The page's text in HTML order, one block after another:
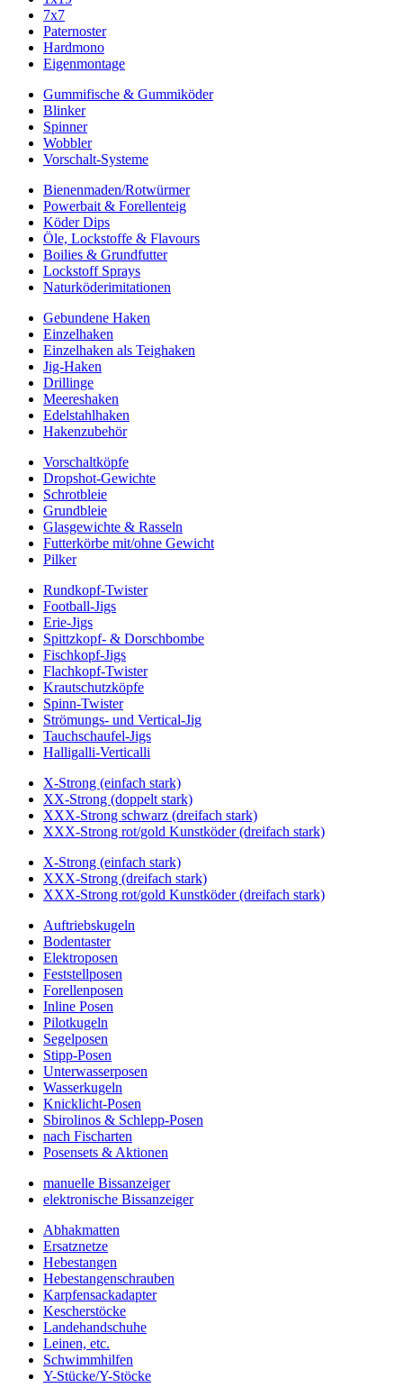
7x7
Paternoster
Hardmono
Eigenmontage
Gummifische & Gummiköder
Blinker
Spinner
Wobbler
Vorschalt-Systeme
Bienenmaden/Rotwürmer
Powerbait & Forellenteig
Köder Dips
Öle, Lockstoffe & Flavours
Boilies & Grundfutter
Lockstoff Sprays
Naturköderimitationen
Gebundene Haken
Einzelhaken
Einzelhaken als Teighaken
Jig-Haken
Drillinge
Meereshaken
Edelstahlhaken
Hakenzubehör
Vorschaltköpfe
Dropshot-Gewichte
Schrotbleie
Grundbleie
Glasgewichte & Rasseln
Futterkörbe mit/ohne Gewicht
Pilker
Rundkopf-Twister
Football-Jigs
Erie-Jigs
Spittzkopf- & Dorschbombe
Fischkopf-Jigs
Flachkopf-Twister
Krautschutzköpfe
Spinn-Twister
Strömungs- und Vertical-Jig
Tauchschaufel-Jigs
Halligalli-Verticalli
X-Strong (einfach stark)
XX-Strong (doppelt stark)
XXX-Strong schwarz (dreifach stark)
XXX-Strong rot/gold Kunstköder (dreifach stark)
X-Strong (einfach stark)
XXX-Strong (dreifach stark)
XXX-Strong rot/gold Kunstköder (dreifach stark)
Auftriebskugeln
Bodentaster
Elektroposen
Feststellposen
Forellenposen
Inline Posen
Pilotkugeln
Segelposen
Stipp-Posen
Unterwasserposen
Wasserkugeln
Knicklicht-Posen
Sbirolinos & Schlepp-Posen
nach Fischarten
Posensets & Aktionen
manuelle Bissanzeiger
elektronische Bissanzeiger
Abhakmatten
Ersatznetze
Hebestangen
Hebestangenschrauben
Karpfensackadapter
Kescherstöcke
Landehandschuhe
Leinen, etc.
Schwimmhilfen
Y-Stücke/Y-Stöcke